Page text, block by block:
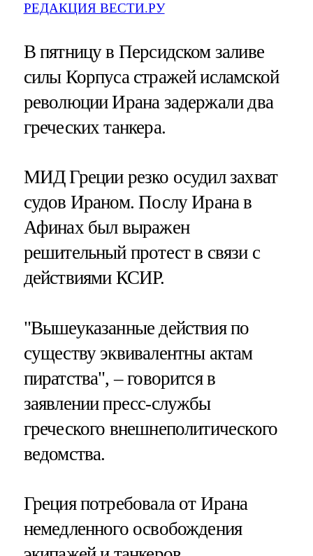
РЕДАКЦИЯ ВЕСТИ.РУ
В пятницу в Персидском заливе
силы Корпуса стражей исламской
революции Ирана задержали два
греческих танкера.
МИД Греции резко осудил захват
судов Ираном. Послу Ирана в
Афинах был выражен
решительный протест в связи с
действиями КСИР.
"Вышеуказанные действия по
существу эквивалентны актам
пиратства", – говорится в
заявлении пресс-службы
греческого внешнеполитического
ведомства.
Греция потребовала от Ирана
немедленного освобождения